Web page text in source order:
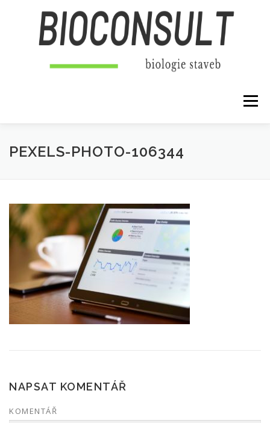
Menu
PEXELS-PHOTO-106344
NAPSAT KOMENTÁŘ
KOMENTÁŘ